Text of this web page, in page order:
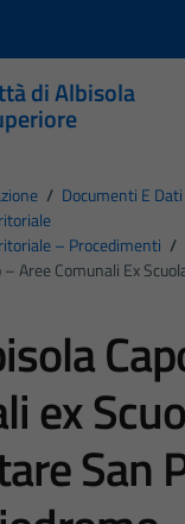
di Albisola
/ Documenti E Dati
– Procedimenti /
– Aree Comunali Ex
ex
San